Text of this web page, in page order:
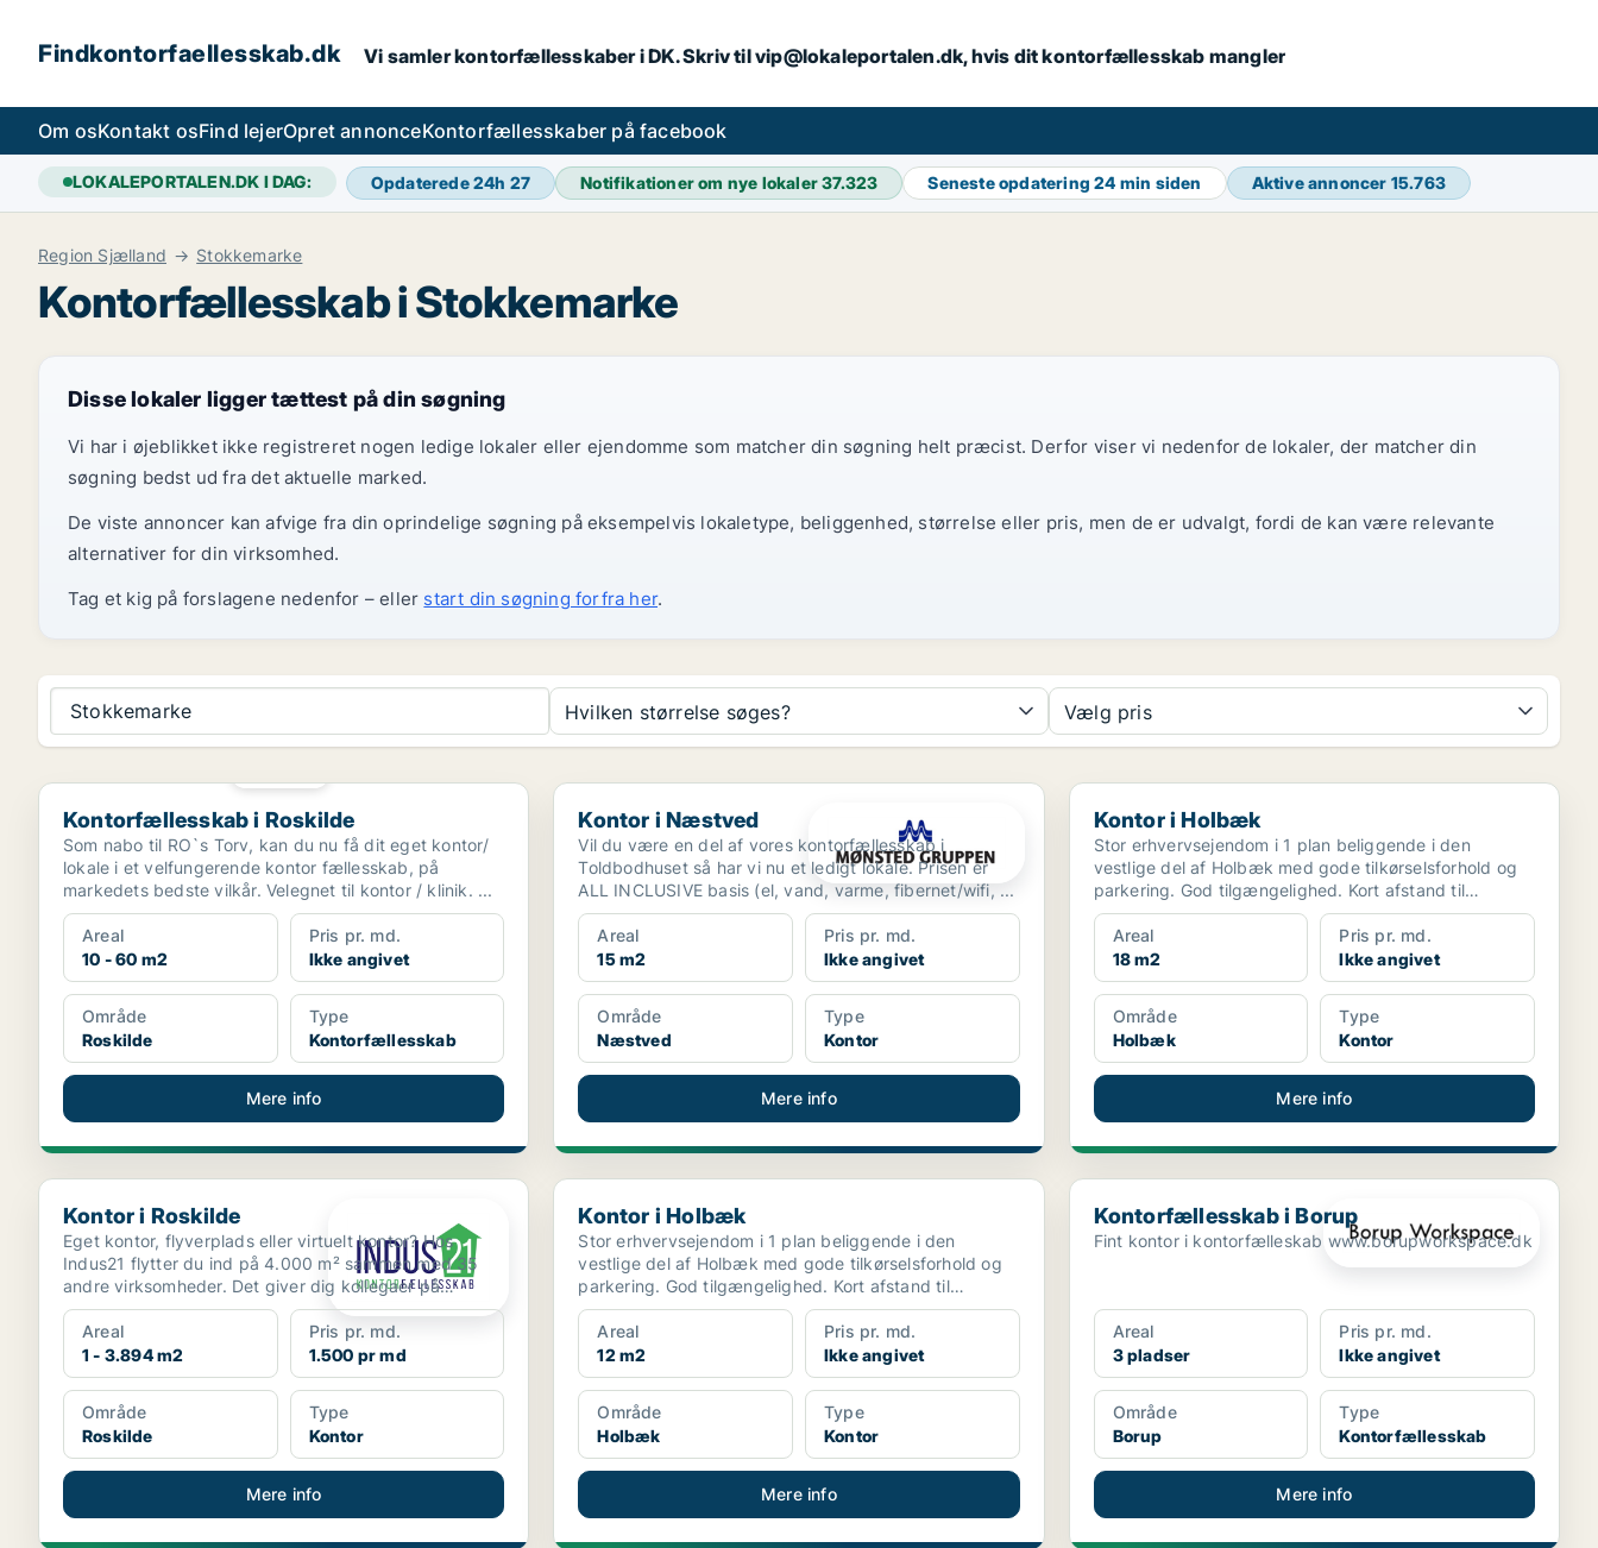
Findkontorfaellesskab.dk Vi samler kontorfællesskaber i DK. Skriv til vip@lokaleportalen.dk, hvis dit kontorfællesskab mangler
Om osKontakt osFind lejerOpret annonceKontorfællesskaber på facebook
LOKALEPORTALEN.DK I DAG: Opdaterede 24h 27 Notifikationer om nye lokaler37.323 Seneste opdatering24 min siden Aktive annoncer 15.763
Region Sjælland Stokkemarke
Kontorfællesskab i Stokkemarke
Disse lokaler ligger tættest på din søgning
Vi har i øjeblikket ikke registreret nogen ledige lokaler eller ejendomme som matcher din søgning helt præcist. Derfor viser vi nedenfor de lokaler, der matcher din
søgning bedst ud fra det aktuelle marked.
De viste annoncer kan afvige fra din oprindelige søgning på eksempelvis lokaletype, beliggenhed, størrelse eller pris, men de er udvalgt, fordi de kan være relevante
alternativer for din virksomhed.
Tag et kig på forslagene nedenfor – eller start din søgning forfra her.
Stokkemarke Hvilken størrelse søges? Vælg pris
Kontorfællesskab i Roskilde
Kontorfællesskab i Roskilde
Som nabo til RO`s Torv, kan du nu få dit eget kontor/
lokale i et velfungerende kontor fællesskab, på
markedets bedste vilkår. Velegnet til kontor / klinik. ...
Areal
10 - 60 m2
Pris pr. md.
Ikke angivet
Område
Roskilde
Type
Kontorfællesskab
Mere info
Kontor i Næstved
Kontor i Næstved
Vil du være en del af vores kontorfællesskab i
Toldbodhuset så har vi nu et ledigt lokale. Prisen er
ALL INCLUSIVE basis (el, vand, varme, fibernet/wifi, ...
Areal
15 m2
Pris pr. md.
Ikke angivet
Område
Næstved
Type
Kontor
Mere info
Kontor i Holbæk
Kontor i Holbæk
Stor erhvervsejendom i 1 plan beliggende i den
vestlige del af Holbæk med gode tilkørselsforhold og
parkering. God tilgængelighed. Kort afstand til
offentlig...
Areal
18 m2
Pris pr. md.
Ikke angivet
Område
Holbæk
Type
Kontor
Mere info
Kontor i Roskilde
Kontor i Roskilde
Eget kontor, flyverplads eller virtuelt kontor? Hos
Indus21 flytter du ind på 4.000 m² sammen med 35
andre virksomheder. Det giver dig kollegaer på
gangen, u...
Areal
1 - 3.894 m2
Pris pr. md.
1.500 pr md
Område
Roskilde
Type
Kontor
Mere info
Kontor i Holbæk
Kontor i Holbæk
Stor erhvervsejendom i 1 plan beliggende i den
vestlige del af Holbæk med gode tilkørselsforhold og
parkering. God tilgængelighed. Kort afstand til
offentlig...
Areal
12 m2
Pris pr. md.
Ikke angivet
Område
Holbæk
Type
Kontor
Mere info
Kontorfællesskab i Borup
Kontorfællesskab i Borup
Fint kontor i kontorfælleskab www.borupworkspace.dk
Areal
3 pladser
Pris pr. md.
Ikke angivet
Område
Borup
Type
Kontorfællesskab
Mere info